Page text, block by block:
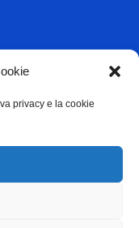
privacy e la cookie